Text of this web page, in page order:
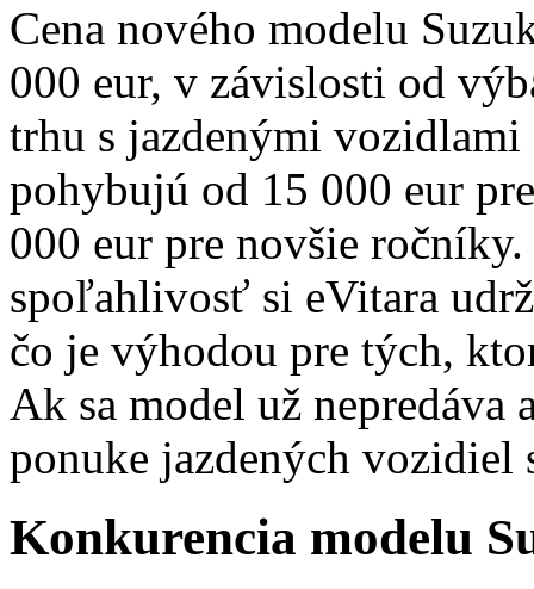
Cena nového modelu
000 eur, v závislosti od
trhu s jazdenými vozidlami
pohybujú od 15 000 eur
000 eur pre novšie
spoľahlivosť si eVitara
čo je výhodou pre tých,
Ak sa model už
ponuke jazdených
Konkurencia modelu